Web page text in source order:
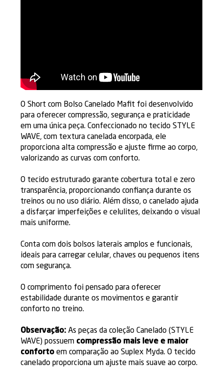
O Short com Bolso Canelado Mafit foi desenvolvido
para oferecer compressão, segurança e praticidade
em uma única peça. Confeccionado no tecido STYLE
WAVE, com textura canelada encorpada, ele
proporciona alta compressão e ajuste firme ao corpo,
valorizando as curvas com conforto.
O tecido estruturado garante cobertura total e zero
transparência, proporcionando confiança durante os
treinos ou no uso diário. Além disso, o canelado ajuda
a disfarçar imperfeições e celulites, deixando o visual
mais uniforme.
Conta com dois bolsos laterais amplos e funcionais,
ideais para carregar celular, chaves ou pequenos itens
com segurança.
O comprimento foi pensado para oferecer
estabilidade durante os movimentos e garantir
conforto no treino.
Observação: As peças da coleção Canelado (STYLE
WAVE) possuem compressão mais leve e maior
conforto em comparação ao Suplex Myda. O tecido
canelado proporciona um ajuste mais suave ao corpo.